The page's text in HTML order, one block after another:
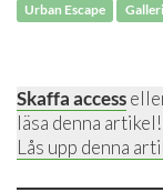
Urban Escape
Skaffa access
läsa denna artikel!
Lås upp denna